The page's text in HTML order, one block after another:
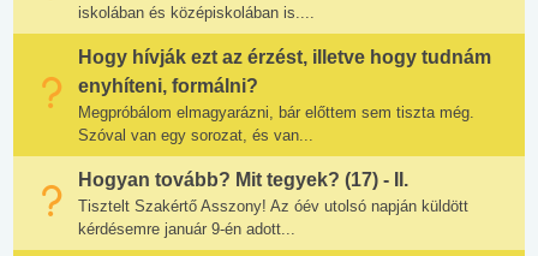
iskolában és középiskolában is....
Hogy hívják ezt az érzést, illetve hogy tudnám
enyhíteni, formálni?
Megpróbálom elmagyarázni, bár előttem sem tiszta még.
Szóval van egy sorozat, és van...
Hogyan tovább? Mit tegyek? (17) - II.
Tisztelt Szakértő Asszony! Az óév utolsó napján küldött
kérdésemre január 9-én adott...